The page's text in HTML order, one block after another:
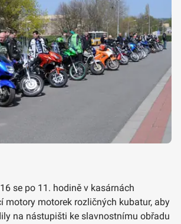
se po 11. hodině v kasárnách
motory motorek rozličných kubatur, aby
na nástupišti ke slavnostnímu obřadu